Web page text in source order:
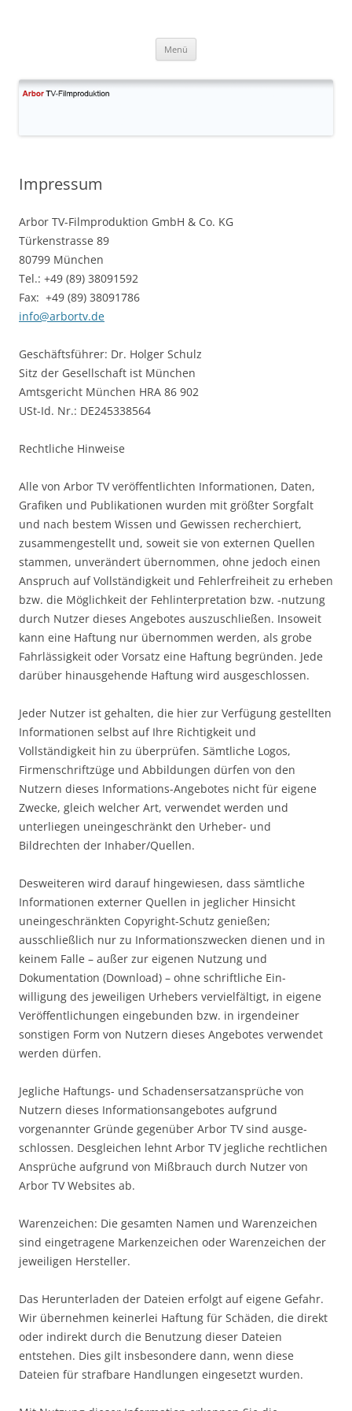
Menü
Impressum
Arbor TV-Filmproduktion GmbH & Co. KG
Türkenstrasse 89
80799 München
Tel.: +49 (89) 38091592
Fax: +49 (89) 38091786
info@arbortv.de
Geschäftsführer: Dr. Holger Schulz
Sitz der Gesellschaft ist München
Amtsgericht München HRA 86 902
USt-Id. Nr.: DE245338564
Rechtliche Hinweise
Alle von Arbor TV veröffentlichten Informationen, Daten,
Grafiken und Publikationen wurden mit größter Sorgfalt
und nach bestem Wissen und Gewissen recherchiert,
zusammengestellt und, soweit sie von externen Quellen
stammen, unverändert übernommen, ohne jedoch einen
Anspruch auf Vollständigkeit und Fehlerfreiheit zu erheben
bzw. die Möglichkeit der Fehlinterpretation bzw. -nutzung
durch Nutzer dieses Angebotes auszuschließen. Insoweit
kann eine Haftung nur übernommen werden, als grobe
Fahrlässigkeit oder Vorsatz eine Haftung begründen. Jede
darüber hinausgehende Haftung wird ausgeschlossen.
Jeder Nutzer ist gehalten, die hier zur Verfügung gestellten
Informationen selbst auf Ihre Richtigkeit und
Vollständigkeit hin zu überprüfen. Sämtliche Logos,
Firmenschriftzüge und Abbildungen dürfen von den
Nutzern dieses Informations-Angebotes nicht für eigene
Zwecke, gleich welcher Art, verwendet werden und
unterliegen uneingeschränkt den Urheber- und
Bildrechten der Inhaber/Quellen.
Desweiteren wird darauf hingewiesen, dass sämtliche
Informationen externer Quellen in jeglicher Hinsicht
uneingeschränkten Copyright-Schutz genießen;
ausschließlich nur zu Informationszwecken dienen und in
keinem Falle – außer zur eigenen Nutzung und
Dokumentation (Download) – ohne schriftliche Ein-
willigung des jeweiligen Urhebers vervielfältigt, in eigene
Veröffentlichungen eingebunden bzw. in irgendeiner
sonstigen Form von Nutzern dieses Angebotes verwendet
werden dürfen.
Jegliche Haftungs- und Schadensersatzansprüche von
Nutzern dieses Informationsangebotes aufgrund
vorgenannter Gründe gegenüber Arbor TV sind ausge-
schlossen. Desgleichen lehnt Arbor TV jegliche rechtlichen
Ansprüche aufgrund von Mißbrauch durch Nutzer von
Arbor TV Websites ab.
Warenzeichen: Die gesamten Namen und Warenzeichen
sind eingetragene Markenzeichen oder Warenzeichen der
jeweiligen Hersteller.
Das Herunterladen der Dateien erfolgt auf eigene Gefahr.
Wir übernehmen keinerlei Haftung für Schäden, die direkt
oder indirekt durch die Benutzung dieser Dateien
entstehen. Dies gilt insbesondere dann, wenn diese
Dateien für strafbare Handlungen eingesetzt wurden.